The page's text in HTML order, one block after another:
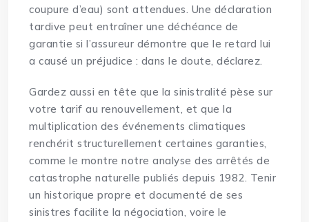
coupure d’eau) sont attendues. Une déclaration
tardive peut entraîner une déchéance de
garantie si l’assureur démontre que le retard lui
a causé un préjudice : dans le doute, déclarez.
Gardez aussi en tête que la sinistralité pèse sur
votre tarif au renouvellement, et que la
multiplication des événements climatiques
renchérit structurellement certaines garanties,
comme le montre notre analyse desarrêtés de
catastrophe naturelle publiés depuis 1982. Tenir
un historique propre et documenté de ses
sinistres facilite la négociation, voire le